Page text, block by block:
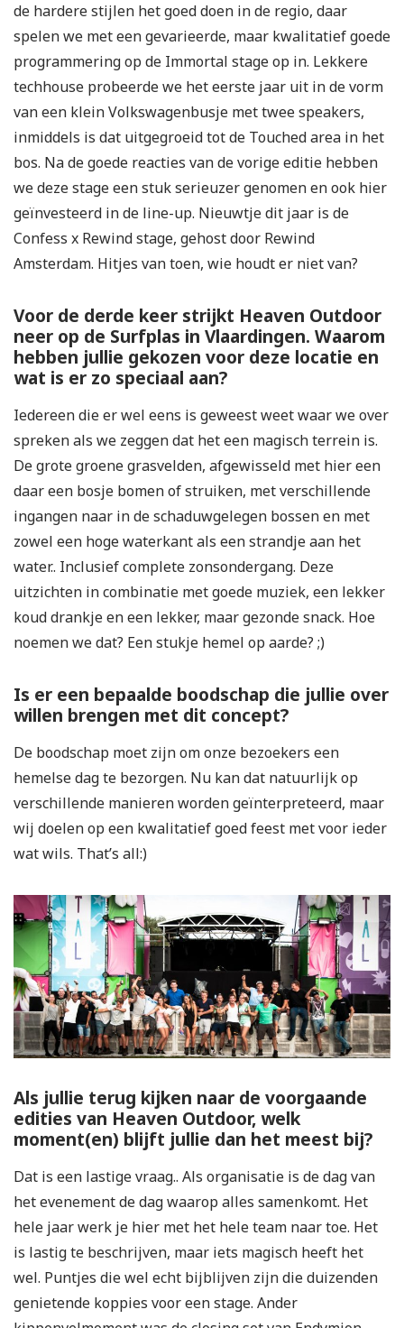
de hardere stijlen het goed doen in de regio, daar
spelen we met een gevarieerde, maar kwalitatief goede
programmering op de Immortal stage op in. Lekkere
techhouse probeerde we het eerste jaar uit in de vorm
van een klein Volkswagenbusje met twee speakers,
inmiddels is dat uitgegroeid tot de Touched area in het
bos. Na de goede reacties van de vorige editie hebben
we deze stage een stuk serieuzer genomen en ook hier
geïnvesteerd in de line-up. Nieuwtje dit jaar is de
Confess x Rewind stage, gehost door Rewind
Amsterdam. Hitjes van toen, wie houdt er niet van?
Voor de derde keer strijkt Heaven Outdoor
neer op de Surfplas in Vlaardingen. Waarom
hebben jullie gekozen voor deze locatie en
wat is er zo speciaal aan?
Iedereen die er wel eens is geweest weet waar we over
spreken als we zeggen dat het een magisch terrein is.
De grote groene grasvelden, afgewisseld met hier een
daar een bosje bomen of struiken, met verschillende
ingangen naar in de schaduwgelegen bossen en met
zowel een hoge waterkant als een strandje aan het
water.. Inclusief complete zonsondergang. Deze
uitzichten in combinatie met goede muziek, een lekker
koud drankje en een lekker, maar gezonde snack. Hoe
noemen we dat? Een stukje hemel op aarde? ;)
Is er een bepaalde boodschap die jullie over
willen brengen met dit concept?
De boodschap moet zijn om onze bezoekers een
hemelse dag te bezorgen. Nu kan dat natuurlijk op
verschillende manieren worden geïnterpreteerd, maar
wij doelen op een kwalitatief goed feest met voor ieder
wat wils. That’s all:)
Als jullie terug kijken naar de voorgaande
edities van Heaven Outdoor, welk
moment(en) blijft jullie dan het meest bij?
Dat is een lastige vraag.. Als organisatie is de dag van
het evenement de dag waarop alles samenkomt. Het
hele jaar werk je hier met het hele team naar toe. Het
is lastig te beschrijven, maar iets magisch heeft het
wel. Puntjes die wel echt bijblijven zijn die duizenden
genietende koppies voor een stage. Ander